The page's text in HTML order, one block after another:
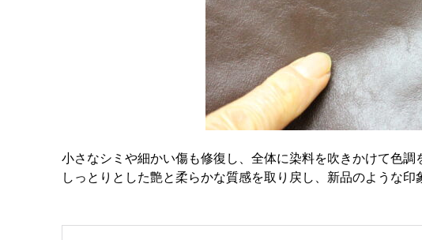
小さなシミや細かい傷も修復し、全体に染料を吹きかけて色調
しっとりとした艶と柔らかな質感を取り戻し、新品のような印